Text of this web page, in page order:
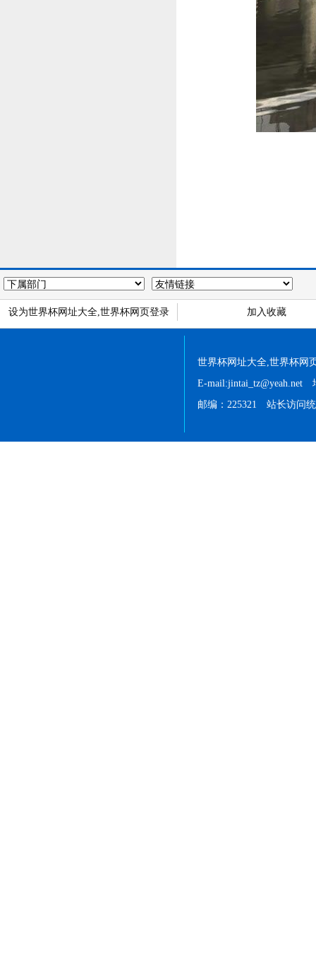
设为世界杯网址大全,世界杯网页登录 加入收藏
世界杯网址大全,世界杯网
E-mail:jintai_tz@yeah.net
邮编：225321 站长访问